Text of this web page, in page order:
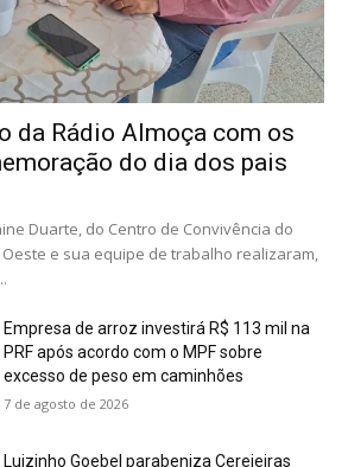
da Rádio Almoça com os
do dia dos pais
Duarte, do Centro de Convivência do
e sua equipe de trabalho realizaram,
Empresa de arroz investirá R$ 113 mil na
PRF após acordo com o MPF sobre
excesso de peso em caminhões
7 de agosto de 2026
Luizinho Goebel parabeniza Cerejeiras